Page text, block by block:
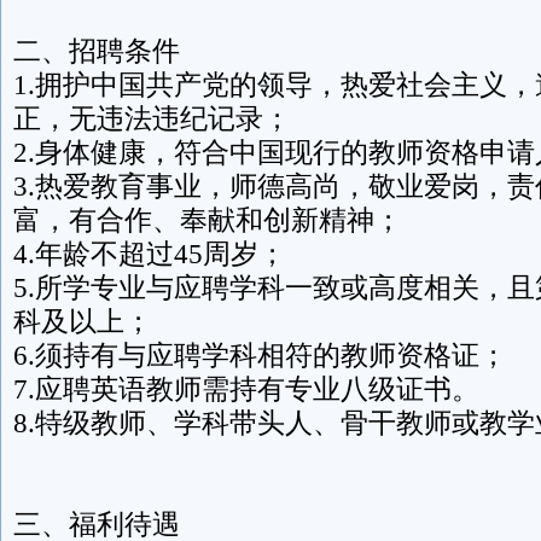
二、招聘条件
1.拥护中国共产党的领导，热爱社会主义
正，无违法违纪记录；
2.身体健康，符合中国现行的教师资格申
3.热爱教育事业，师德高尚，敬业爱岗，
富，有合作、奉献和创新精神；
4.年龄不超过45周岁；
5.所学专业与应聘学科一致或高度相关，
科及以上；
6.须持有与应聘学科相符的教师资格证；
7.应聘英语教师需持有专业八级证书。
8.特级教师、学科带头人、骨干教师或教
三、福利待遇